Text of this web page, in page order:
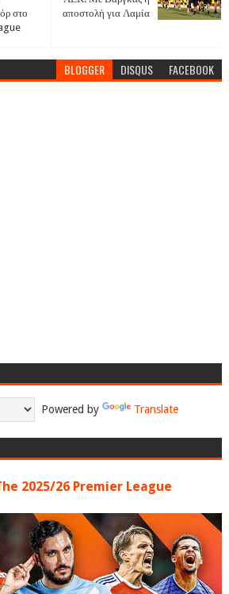
αποστολή για Λαμία
στο
BLOGGER DISQUS FACEBOOK
Powered by Translate
2025/26 Premier League